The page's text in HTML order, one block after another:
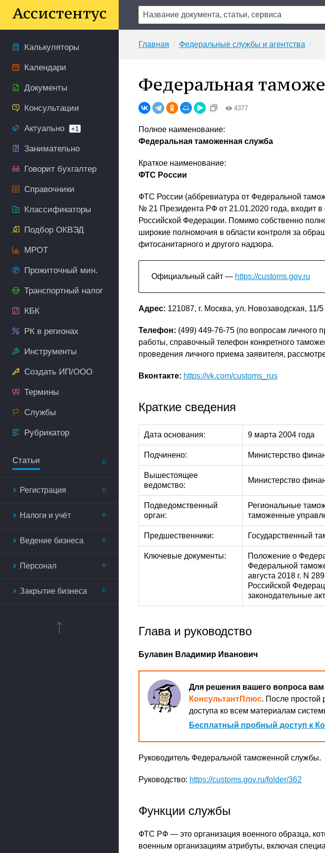
Калькуляторы
Календари
Документы
Консультации
Актуально +1
Занимательно
Говорит бухгалтер
Справочники
Классификаторы
Подбор ОКВЭД
МРОТ
Прожиточный мин.
Транспортный налог
КБК
РК в регионах
Инструменты
Создать ИП/ООО
Термины
Службы
Рубрикатор
Статьи
Регистрация
Налоги и учёт
Ведение бизнеса
Персонал
Закрытие бизнеса
Главная Федеральные службы и агентства
Федеральная
4377
Полное наименование:
Федеральная таможенная служба
Краткое наименование:
ФТС России
ФТС России (аббревиатура от Федеральной
№ 21 Президента РФ от 21.01.2020 года, входит в
Российской Федерации. Помимо собственно
широкие полномочия в области контроля за
фитосанитарного и другого надзора.
Официальный сайт — https://customs.gov.ru
Адрес: 121087, г. Москва, ул. Новозаводская, 11/5
Телефон: (499) 449-76-75 (по вопросам личного
работы, справочный телефон конкретного
проведения личного приема заявителя,
Вконтакте: https://vk.com/customs_rus
Краткие сведения
Дата основания: 9 марта 2004 года
Подчинено: Министерство
Вышестоящее
ведомство:
Министерство
Подведомственный
орган:
Региональные
таможенные
Предшественники: Государственный
Ключевые документы:
Положение о
Федеральной
августа 2018 г. N
Российской
законодательные
Глава и руководство
Булавин Владимир Иванович
Для решения вашего вопроса
КонсультантПлюс. После простой
доступа ко всем материалам
Бесплатный пробный доступ к
Руководитель Федеральной таможенной службы.
Руководство: https://customs.gov.ru/folder/362
Функции службы
ФТС РФ — это организация военного образца,
военным организациям атрибуты, включая